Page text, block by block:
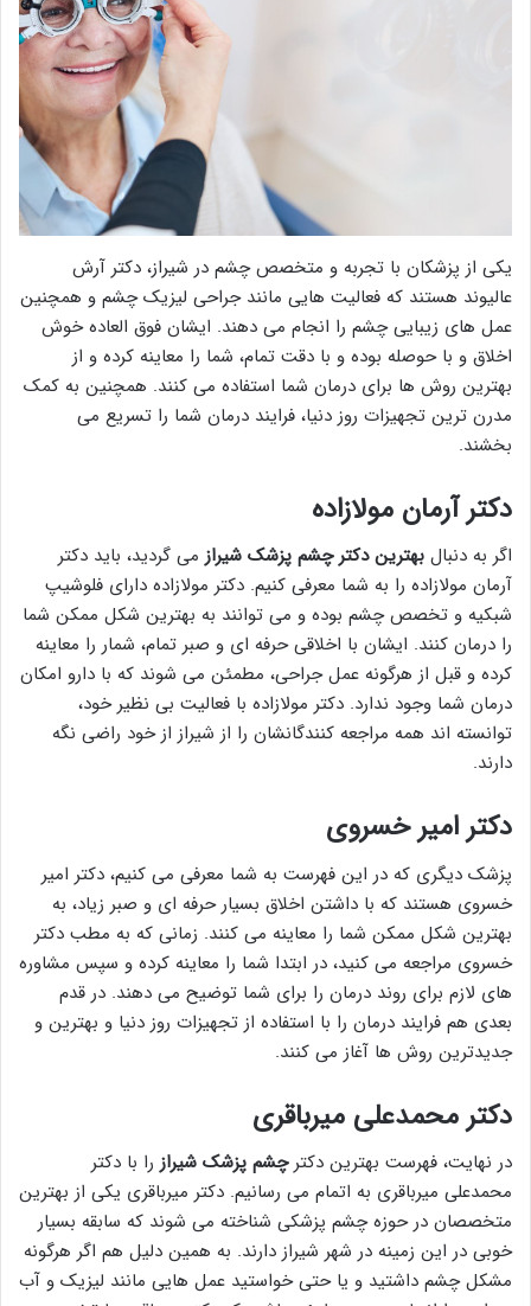
یکی از پزشکان با تجربه و متخصص چشم در شیراز، دکتر آرش
عالیوند هستند که فعالیت هایی مانند جراحی لیزیک چشم و همچنین
عمل های زیبایی چشم را انجام می دهند. ایشان فوق العاده خوش
اخلاق و با حوصله بوده و با دقت تمام، شما را معاینه کرده و از
بهترین روش ها برای درمان شما استفاده می کنند. همچنین به کمک
مدرن ترین تجهیزات روز دنیا، فرایند درمان شما را تسریع می
بخشند.
دکتر آرمان مولازاده
اگر به دنبال بهترین دکتر چشم پزشک شیرازمی گردید، باید دکتر
آرمان مولازاده را به شما معرفی کنیم. دکتر مولازاده دارای فلوشیپ
شبکیه و تخصص چشم بوده و می توانند به بهترین شکل ممکن شما
را درمان کنند. ایشان با اخلاقی حرفه ای و صبر تمام، شمار را معاینه
کرده و قبل از هرگونه عمل جراحی، مطمئن می شوند که با دارو امکان
درمان شما وجود ندارد. دکتر مولازاده با فعالیت بی نظیر خود،
توانسته اند همه مراجعه کنندگانشان را از شیراز از خود راضی نگه
دارند.
دکتر امیر خسروی
پزشک دیگری که در این فهرست به شما معرفی می کنیم، دکتر امیر
خسروی هستند که با داشتن اخلاق بسیار حرفه ای و صبر زیاد، به
بهترین شکل ممکن شما را معاینه می کنند. زمانی که به مطب دکتر
خسروی مراجعه می کنید، در ابتدا شما را معاینه کرده و سپس مشاوره
های لازم برای روند درمان را برای شما توضیح می دهند. در قدم
بعدی هم فرایند درمان را با استفاده از تجهیزات روز دنیا و بهترین و
جدیدترین روش ها آغاز می کنند.
دکتر محمدعلی میرباقری
در نهایت، فهرست بهترین دکترچشم پزشک شیرازرا با دکتر
محمدعلی میرباقری به اتمام می رسانیم. دکتر میرباقری یکی از بهترین
متخصصان در حوزه چشم پزشکی شناخته می شوند که سابقه بسیار
خوبی در این زمینه در شهر شیراز دارند. به همین دلیل هم اگر هرگونه
مشکل چشم داشتید و یا حتی خواستید عمل هایی مانند لیزیک و آب